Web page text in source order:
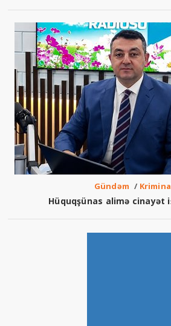
Gündəm /
Hüquqşünas alimə cinayət